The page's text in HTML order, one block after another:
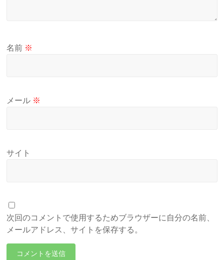
名前 ※
メール ※
サイト
次回のコメントで使用するためブラウザーに自分の名前、
メールアドレス、サイトを保存する。